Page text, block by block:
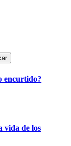
encurtido?
vida de los